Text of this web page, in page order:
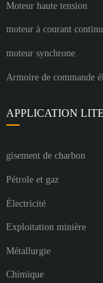
Moteur haute tension
moteur à courant continu
moteur synchrone
Armoire de commande
APPLICATION
gisement de charbon
Pétrole et gaz
Électricité
Exploitation minière
Métallurgie
Chimique